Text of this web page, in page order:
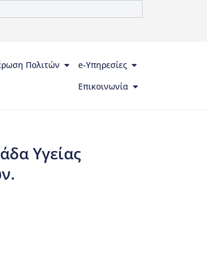
Πολιτών
e-Υπηρεσίες
Επικοινωνία
Υγείας